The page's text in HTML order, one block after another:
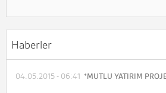
Haberler
04.05.2015 - 06:41